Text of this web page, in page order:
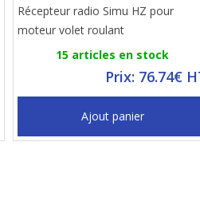
Récepteur radio Simu HZ pour
moteur volet roulant
15 articles en stock
Prix: 76.74€
Ajout panier